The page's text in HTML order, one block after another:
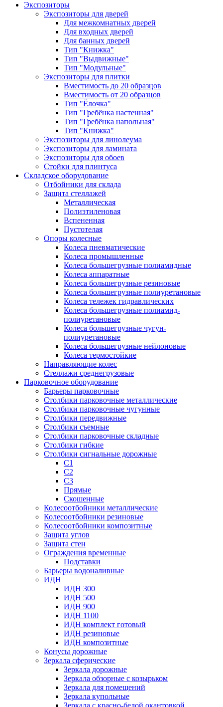
Экспозиторы
Экспозиторы для дверей
Для межкомнатных дверей
Для входных дверей
Для банных дверей
Тип "Книжка"
Тип "Выдвижные"
Тип "Модульные"
Экспозиторы для плитки
Вместимость до 20 образцов
Вместимость от 20 образцов
Тип "Ёлочка"
Тип "Гребёнка настенная"
Тип "Гребёнка напольная"
Тип "Книжка"
Экспозиторы для линолеума
Экспозиторы для ламината
Экспозиторы для обоев
Стойки для плинтуса
Складское оборудование
Отбойники для склада
Защита стеллажей
Металлическая
Полиэтиленовая
Вспененная
Пустотелая
Опоры колесные
Колеса пневматические
Колеса промышленные
Колеса большегрузные полиамидные
Колеса аппаратные
Колеса большегрузные резиновые
Колеса большегрузные полиуретановые
Колеса тележек гидравлических
Колеса большегрузные полиамид-
полиуретановые
Колеса большегрузные чугун-
полиуретановые
Колеса большегрузные нейлоновые
Колеса термостойкие
Направляющие колес
Стеллажи среднегрузовые
Парковочное оборудование
Барьеры парковочные
Столбики парковочные металлические
Столбики парковочные чугунные
Столбики передвижные
Столбики съемные
Столбики парковочные складные
Столбики гибкие
Столбики сигнальные дорожные
С1
С2
С3
Прямые
Скошенные
Колесоотбойники металлические
Колесоотбойники резиновые
Колесоотбойники композитные
Защита углов
Защита стен
Ограждения временные
Подставки
Барьеры водоналивные
ИДН
ИДН 300
ИДН 500
ИДН 900
ИДН 1100
ИДН комплект готовый
ИДН резиновые
ИДН композитные
Конусы дорожные
Зеркала сферические
Зеркала дорожные
Зеркала обзорные с козырьком
Зеркала для помещений
Зеркала купольные
Зеркала с красно-белой окантовкой